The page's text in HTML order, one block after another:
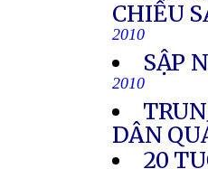
CHIỀU
2010
SẬP
2010
DÂN
20